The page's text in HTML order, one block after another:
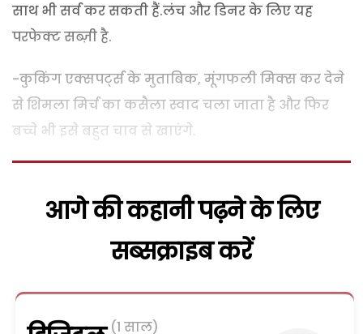
साथ भी सर्व कर सकती हैं.लंच और डिनर के लिए यह
परफेक्ट सब्ज़ी है.
-कुकिंग एक्सपर्ट्स के मुताबिक, मूंगफली मिक्स कर देने
से शिमला मिर्च का कसैला स्वाद चला जाता है और फिर
बच्चे भी इसे बहुत चाव से खाएंगे.
आगे की कहानी पढ़ने के लिए
सब्सक्राइब करें
(1 साल)